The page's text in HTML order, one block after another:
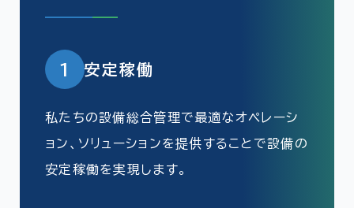
1 安定稼働
私たちの設備総合管理で最適なオペレーシ
ョン、ソリューションを提供することで設備の
安定稼働を実現します。